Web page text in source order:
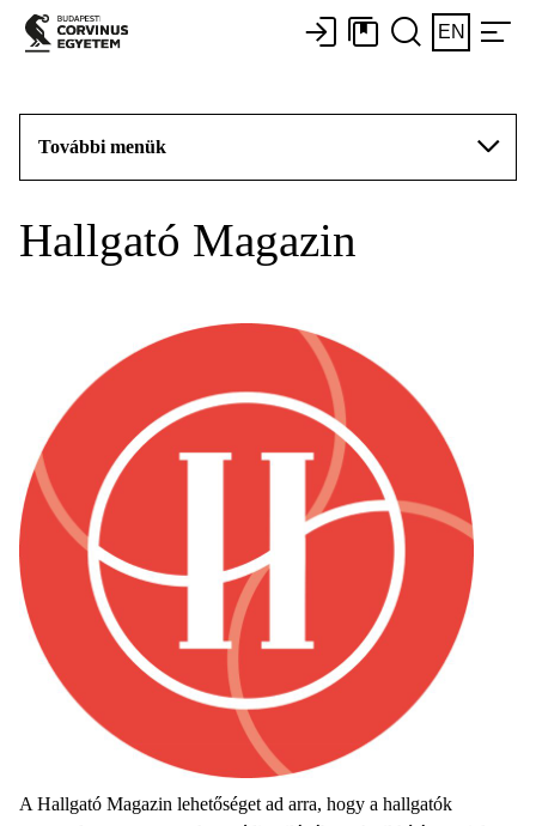
EN
További menük
Hallgató Magazin
A Hallgató Magazin lehetőséget ad arra, hogy a hallgatók